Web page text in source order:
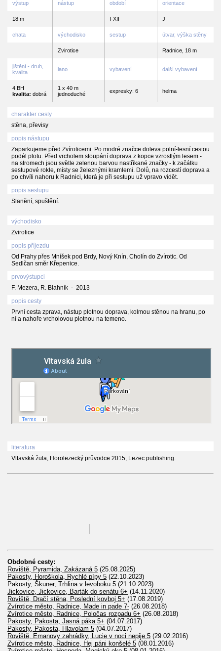
výstup nástup období orientace
18 m I-XII J
chata východisko sestup útvar, výška stěny
Zvirotice Radnice, 18 m
jištění - druh,
kvalita
lano vybavení další vybavení
4 BH
kvalita: dobrá
1 x 40 m
jednoduché
expresky: 6 helma
charakter cesty
stěna, převisy
popis nástupu
Zaparkujeme před Zvíroticemi. Po modré značce doleva polní-lesní cestou
podél plotu. Před vrcholem stoupání doprava z kopce vzrostlým lesem -
na stromech jsou světle zelenou barvou nastříkané značky - k začátku
sestupové rokle, místy se železnými kramlemi. Dolů, na rozcestí doprava a
po chvíli nahoru k Radnici, která je při sestupu už vpravo vidět.
popis sestupu
Slanění, spuštění.
východisko
Zvirotice
popis příjezdu
Od Prahy přes Mníšek pod Brdy, Nový Knín, Cholín do Zvírotic. Od
Sedlčan směr Křepenice.
prvovýstupci
F. Mezera, R. Blahník - 2013
popis cesty
První cesta zprava, nástup plotnou doprava, kolmou stěnou na hranu, po
ní a nahoře vrcholovou plotnou na temeno.
literatura
Vltavská žula, Horolezecký průvodce 2015, Lezec publishing.
Obdobné cesty:
Roviště, Pyramida, Zakázaná 5 (25.08.2025)
Pakosty, Horoškola, Rychlé pípy 5 (22.10.2023)
Pakosty, Škuner, Trhlina v levoboku 5 (21.10.2023)
Jickovice, Jickovice, Barták do senátu 6+ (14.11.2020)
Roviště, Dračí stěna, Poslední kovboj 5+ (17.08.2019)
Zvírotice město, Radnice, Made in pade 7- (26.08.2018)
Zvírotice město, Radnice, Poločas rozpadu 6+ (26.08.2018)
Pakosty, Pakosta, Jasná páka 5+ (04.07.2017)
Pakosty, Pakosta, Hlavolam 5 (04.07.2017)
Roviště, Emanovy zahrádky, Lucie v noci nepije 5 (29.02.2016)
Zvírotice město, Radnice, Hej páni konšelé 5 (08.01.2016)